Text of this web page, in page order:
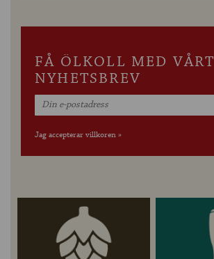
FÅ ÖLKOLL MED VÅRT
NYHETSBREV
Jag accepterar villkoren »